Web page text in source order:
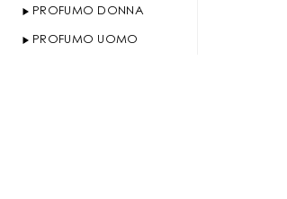
PROFUMO DONNA
PROFUMO UOMO